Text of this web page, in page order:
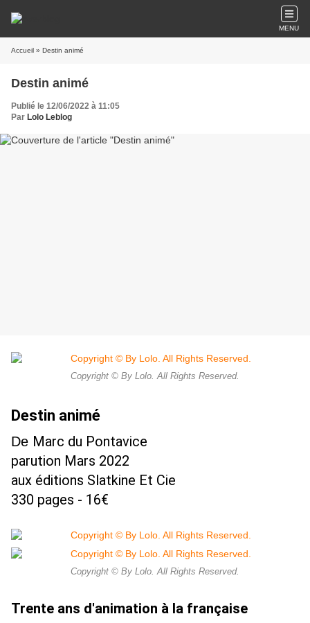
MENU
Accueil » Destin animé
Destin animé
Publié le 12/06/2022 à 11:05
Par Lolo Leblog
Copyright © By Lolo. All Rights Reserved.
Destin animé
De Marc du Pontavice
parution Mars 2022
aux éditions Slatkine Et Cie
330 pages - 16€
Copyright © By Lolo. All Rights Reserved.
Trente ans d'animation à la française